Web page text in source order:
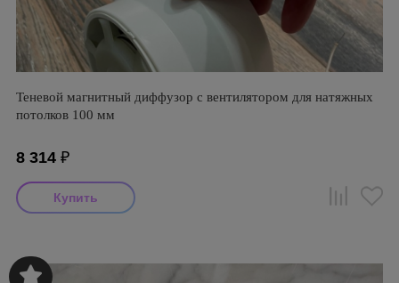
Теневой магнитный диффузор с вентилятором для натяжных
потолков 100 мм
8 314 ₽